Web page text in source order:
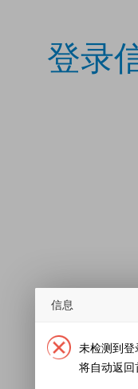
登录
信息
未检测到
将自动返回